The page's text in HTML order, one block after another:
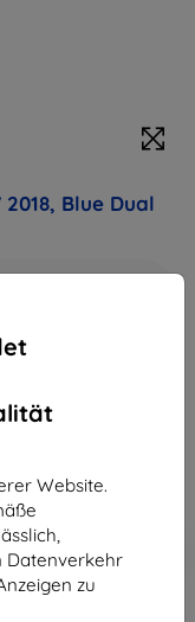
Website.
Datenverkehr
zu
Blue Dual
Warenkorb